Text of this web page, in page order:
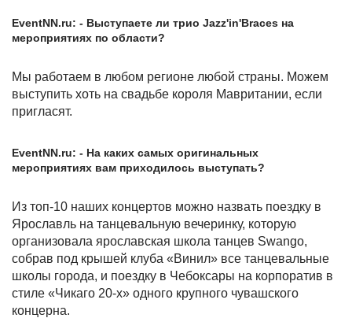
EventNN.ru: - Выступаете ли трио Jazz'in'Braces на
мероприятиях по области?
Мы работаем в любом регионе любой страны. Можем
выступить хоть на свадьбе короля Мавритании, если
пригласят.
EventNN.ru: - На каких самых оригинальных
мероприятиях вам приходилось выступать?
Из топ-10 наших концертов можно назвать поездку в
Ярославль на танцевальную вечеринку, которую
организовала ярославская школа танцев Swango,
собрав под крышей клуба «Винил» все танцевальные
школы города, и поездку в Чебоксары на корпоратив в
стиле «Чикаго 20-х» одного крупного чувашского
концерна.